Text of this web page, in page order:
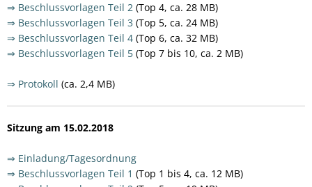
⇒ Beschlussvorlagen Teil 2 (Top 4, ca. 28 MB)
⇒ Beschlussvorlagen Teil 3 (Top 5, ca. 24 MB)
⇒ Beschlussvorlagen Teil 4 (Top 6, ca. 32 MB)
⇒ Beschlussvorlagen Teil 5 (Top 7 bis 10, ca. 2 MB)
⇒ Protokoll (ca. 2,4 MB)
Sitzung am 15.02.2018
⇒ Einladung/Tagesordnung
⇒ Beschlussvorlagen Teil 1 (Top 1 bis 4, ca. 12 MB)